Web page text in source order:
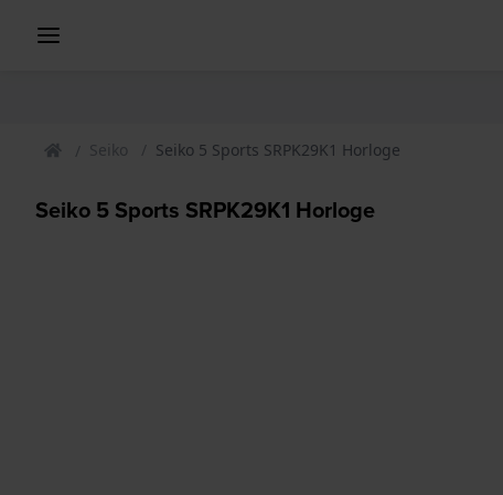
Seiko Seiko 5 Sports SRPK29K1 Horloge
Seiko 5 Sports SRPK29K1 Horloge